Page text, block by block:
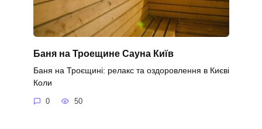
Баня на Троещине Сауна Київ
Баня на Троєщині: релакс та оздоровлення в Києві
Коли
0 50